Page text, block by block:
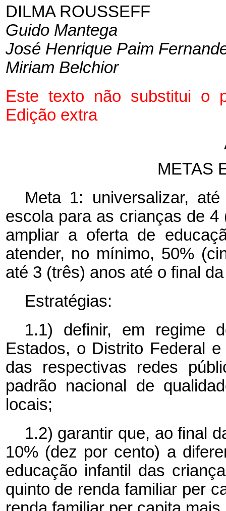
DILMA ROUSSEFF
Guido Mantega
José Henrique Paim
Miriam Belchior
Este texto não substitui o
Edição extra
METAS
Meta 1: universalizar,
escola para as crianças de
ampliar a oferta de
atender, no mínimo, 50%
até 3 (três) anos até o final
Estratégias:
1.1) definir, em regime
Estados, o Distrito Federal
das respectivas redes
padrão nacional de
locais;
1.2) garantir que, ao final
10% (dez por cento) a
educação infantil das
quinto de renda familiar per